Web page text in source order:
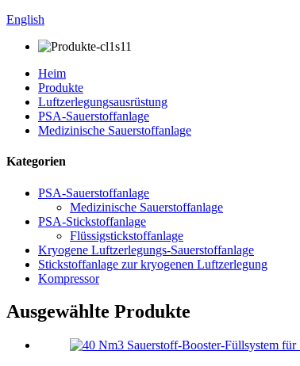
English
Heim
Produkte
Luftzerlegungsausrüstung
PSA-Sauerstoffanlage
Medizinische Sauerstoffanlage
Kategorien
PSA-Sauerstoffanlage
Medizinische Sauerstoffanlage
PSA-Stickstoffanlage
Flüssigstickstoffanlage
Kryogene Luftzerlegungs-Sauerstoffanlage
Stickstoffanlage zur kryogenen Luftzerlegung
Kompressor
Ausgewählte Produkte